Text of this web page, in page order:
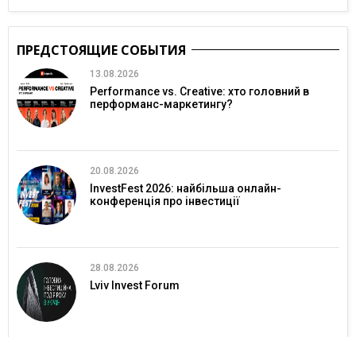
ПРЕДСТОЯЩИЕ СОБЫТИЯ
13.08.2026
Performance vs. Creative: хто головний в
перформанс-маркетингу?
20.08.2026
InvestFest 2026: найбільша онлайн-
конференція про інвестиції
28.08.2026
Lviv Invest Forum